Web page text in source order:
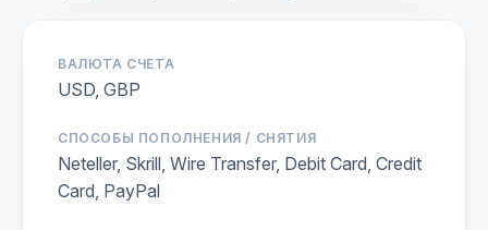
ВАЛЮТА СЧЕТА
USD, GBP
СПОСОБЫ ПОПОЛНЕНИЯ / СНЯТИЯ
Neteller, Skrill, Wire Transfer, Debit Card, Credit
Card, PayPal